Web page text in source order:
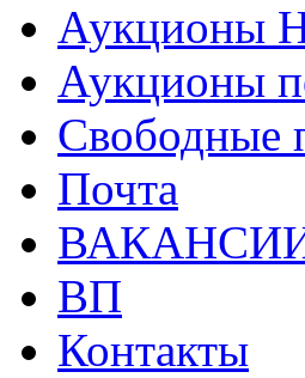
Аукционы
Аукционы
Свободные
Почта
ВП
Контакты